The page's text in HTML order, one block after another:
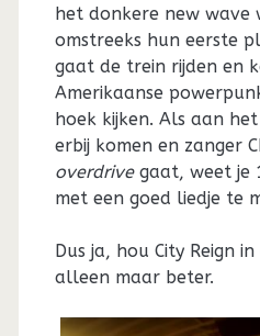
het donkere new wave
omstreeks hun eerste
gaat de trein rijden en
Amerikaanse
hoek kijken. Als aan
erbij komen en zanger
overdrivegaat, weet je
met een goed liedje te
Dus ja, hou City Reign
alleen maar beter.